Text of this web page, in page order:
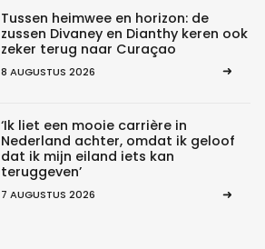
Tussen heimwee en horizon: de
zussen Divaney en Dianthy keren ook
zeker terug naar Curaçao
8 AUGUSTUS 2026
‘Ik liet een mooie carrière in
Nederland achter, omdat ik geloof
dat ik mijn eiland iets kan
teruggeven’
7 AUGUSTUS 2026